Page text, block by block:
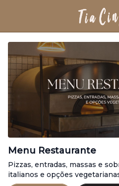
Menu Restaurante
Pizzas, entradas, massas e
italianos e opções